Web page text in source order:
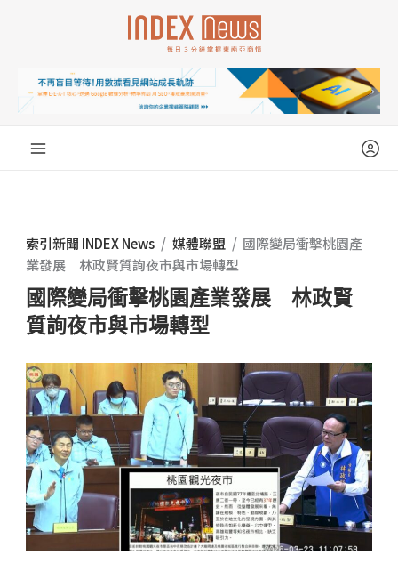
索引新聞 INDEX News / 媒體聯盟 / 國際變局衝擊桃園產
業發展 林政賢質詢夜市與市場轉型
國際變局衝擊桃園產業發展 林政賢
質詢夜市與市場轉型